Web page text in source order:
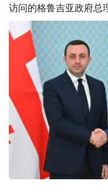
访问的格鲁吉亚政府总